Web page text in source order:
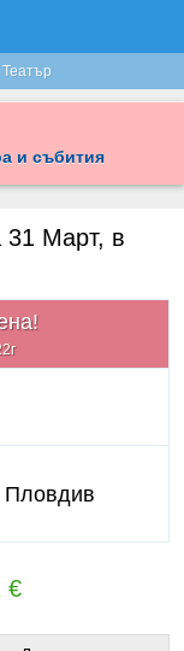
Театър
и събития
31 Март, в
Пловдив
€